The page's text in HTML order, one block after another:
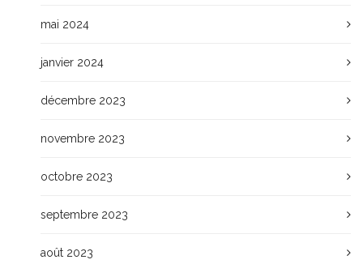
mai 2024
janvier 2024
décembre 2023
novembre 2023
octobre 2023
septembre 2023
août 2023